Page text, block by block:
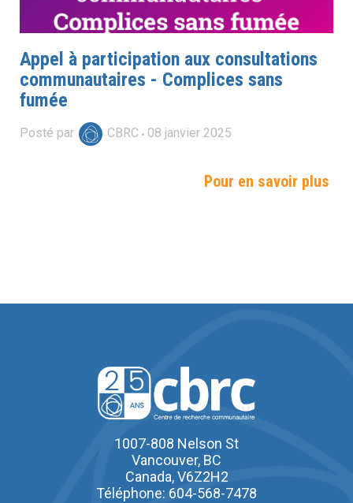
Appel à participation aux consultations
communautaires - Complices sans
fumée
Posté par CBRC 08 janvier 2025
Pour en savoir plus
1007-808 Nelson St
Vancouver, BC
Canada, V6Z2H2
Téléphone: 604-568-7478